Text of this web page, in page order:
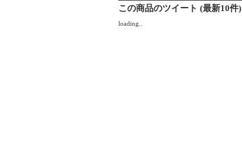
この商品のツイート (最新10件)
loading..